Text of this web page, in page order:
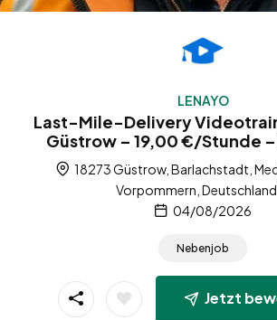
LENAYO
Last-Mile-Delivery
Güstrow – 19,00 €/Stunde
18273 Güstrow, Barlachstadt,
Vorpommern, Deutschland
04/08/2026
Nebenjob
Jetzt